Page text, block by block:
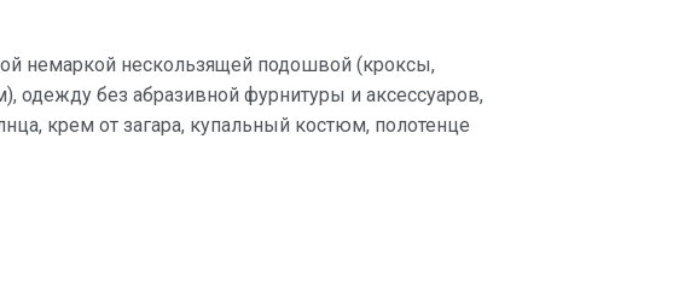
немаркой нескользящей подошвой (кроксы,
без абразивной фурнитуры и аксессуаров,
крем от загара, купальный костюм, полотенце